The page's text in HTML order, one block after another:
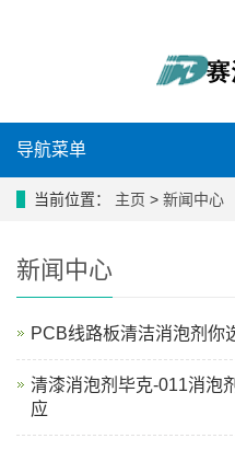
导航菜单
当前位置： 主页 > 新闻中心
新闻中心
PCB线路板清洁消泡剂你
清漆消泡剂毕克-011消泡
应